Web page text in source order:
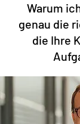
Warum
genau die
die Ihre